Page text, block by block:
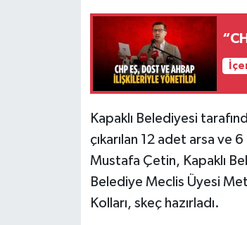
Kapaklı Belediyesi
çıkarılan 12 adet arsa ve
Mustafa Çetin, Kapaklı
Belediye Meclis Üyesi
Kolları, skeç hazırladı.